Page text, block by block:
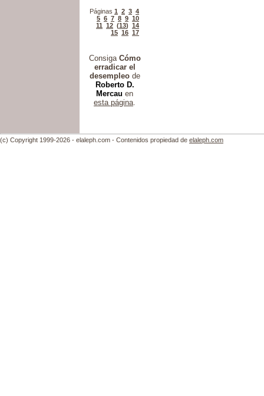
Páginas 1 2 3 4
5 6 7 8 9 10
11 12 (13) 14
15 16 17
Consiga Cómo
erradicar el
desempleode
Roberto D.
Mercau en
esta página.
(c) Copyright 1999-2026 - elaleph.com - Contenidos propiedad de elaleph.com